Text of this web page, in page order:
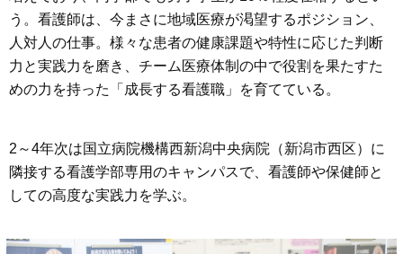
う。看護師は、今まさに地域医療が渇望するポジション、
人対人の仕事。様々な患者の健康課題や特性に応じた判断
力と実践力を磨き、チーム医療体制の中で役割を果たすた
めの力を持った「成長する看護職」を育てている。
2～4年次は国立病院機構西新潟中央病院（新潟市西区）に
隣接する看護学部専用のキャンパスで、看護師や保健師と
しての高度な実践力を学ぶ。